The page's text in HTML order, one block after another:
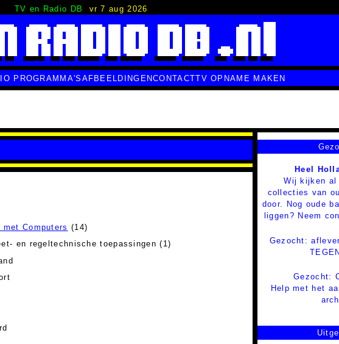
TV en Radio DB vr 7 aug 2026
PROGRAMMA'SAFBEELDINGENCONTACTTV OPNAME MAKEN
Computers (14)
en regeltechnische toepassingen (1)
Heel
Wij kijken al
collecties van
door. Nog oude
liggen? Neem
Gezocht:
Gezocht:
Help met het